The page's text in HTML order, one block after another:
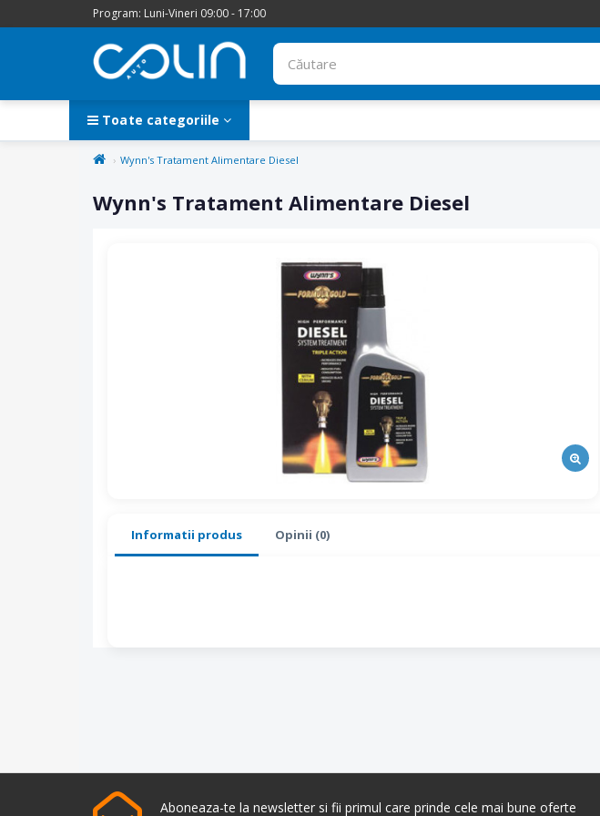
Program: Luni-Vineri 09:00 - 17:00
Toate categoriile
Wynn's Tratament Alimentare Diesel
Wynn's Tratament Alimentare Diesel
Informatii produs Opinii (0)
Aboneaza-te la newsletter si fii primul care prinde cele mai bune oferte